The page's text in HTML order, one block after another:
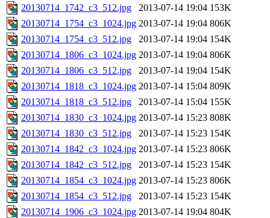
20130714_1742_c3_512.jpg
2013-07-14 19:04 153K
20130714_1754_c3_1024.jpg 2013-07-14 19:04 806K
20130714_1754_c3_512.jpg
2013-07-14 19:04 154K
20130714_1806_c3_1024.jpg 2013-07-14 19:04 806K
20130714_1806_c3_512.jpg
2013-07-14 19:04 154K
20130714_1818_c3_1024.jpg 2013-07-14 15:04 809K
20130714_1818_c3_512.jpg
2013-07-14 15:04 155K
20130714_1830_c3_1024.jpg 2013-07-14 15:23 808K
20130714_1830_c3_512.jpg
2013-07-14 15:23 154K
20130714_1842_c3_1024.jpg 2013-07-14 15:23 806K
20130714_1842_c3_512.jpg
2013-07-14 15:23 154K
20130714_1854_c3_1024.jpg 2013-07-14 15:23 806K
20130714_1854_c3_512.jpg
2013-07-14 15:23 154K
20130714_1906_c3_1024.jpg 2013-07-14 19:04 804K